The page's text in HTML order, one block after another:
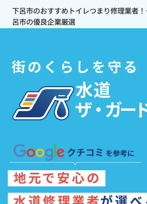
下呂市のおすすめトイレつまり修理業者
呂市の優良企業厳選